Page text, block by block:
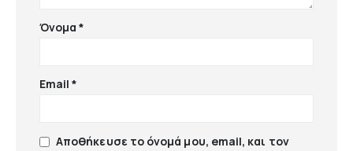
Όνομα*
Email*
Αποθήκευσε το όνομά μου, email, και τον